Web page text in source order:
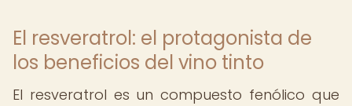
El resveratrol: el protagonista de
los beneficios del vino tinto
El resveratrol es un compuesto fenólico que